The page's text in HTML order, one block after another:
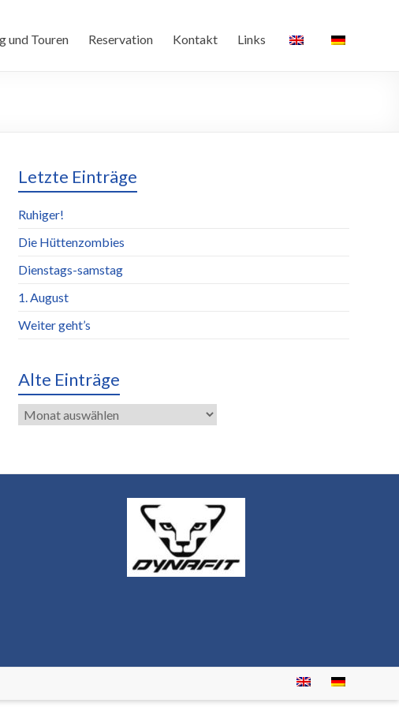
und Touren Reservation Kontakt Links
Letzte Einträge
Ruhiger!
Die Hüttenzombies
Dienstags-samstag
1. August
Weiter geht’s
Alte Einträge
Alte
Einträge